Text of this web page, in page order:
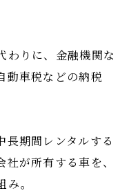
わりに、金融機関な
動車税などの納税
長期間レンタルする
が所有する車を、
。